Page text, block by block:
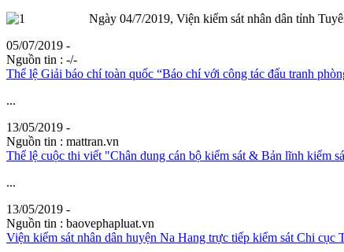
Ngày 04/7/2019, Viện kiểm sát nhân dân tỉnh
05/07/2019 -
Nguồn tin : -/-
Thể lệ Giải báo chí toàn quốc “Báo chí với công tác đấu tranh
...
13/05/2019 -
Nguồn tin : mattran.vn
Thể lệ cuộc thi viết "Chân dung cán bộ kiểm sát & Bản lĩnh kiểm
...
13/05/2019 -
Nguồn tin : baovephapluat.vn
Viện kiểm sát nhân dân huyện Na Hang trực tiếp kiểm sát Chi cục